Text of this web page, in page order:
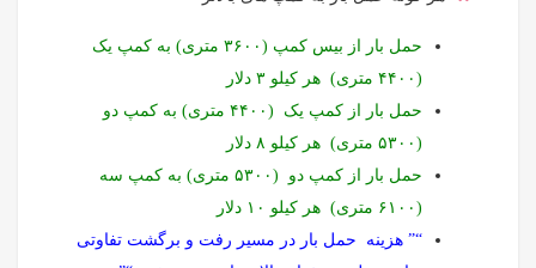
حمل بار از بیس کمپ (۳۶۰۰ متری) به کمپ یک
(۴۴۰۰ متری) هر کیلو ۳ دلار
حمل بار از کمپ یک (۴۴۰۰ متری) به کمپ دو
(۵۳۰۰ متری) هر کیلو ۸ دلار
حمل بار از کمپ دو (۵۳۰۰ متری) به کمپ سه
(۶۱۰۰ متری) هر کیلو ۱۰ دلار
“” هزینه حمل بار در مسیر رفت و برگشت تفاوتی